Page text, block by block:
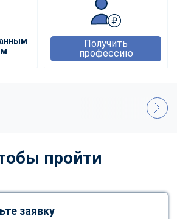
Получить
профессию
пройти
заявку